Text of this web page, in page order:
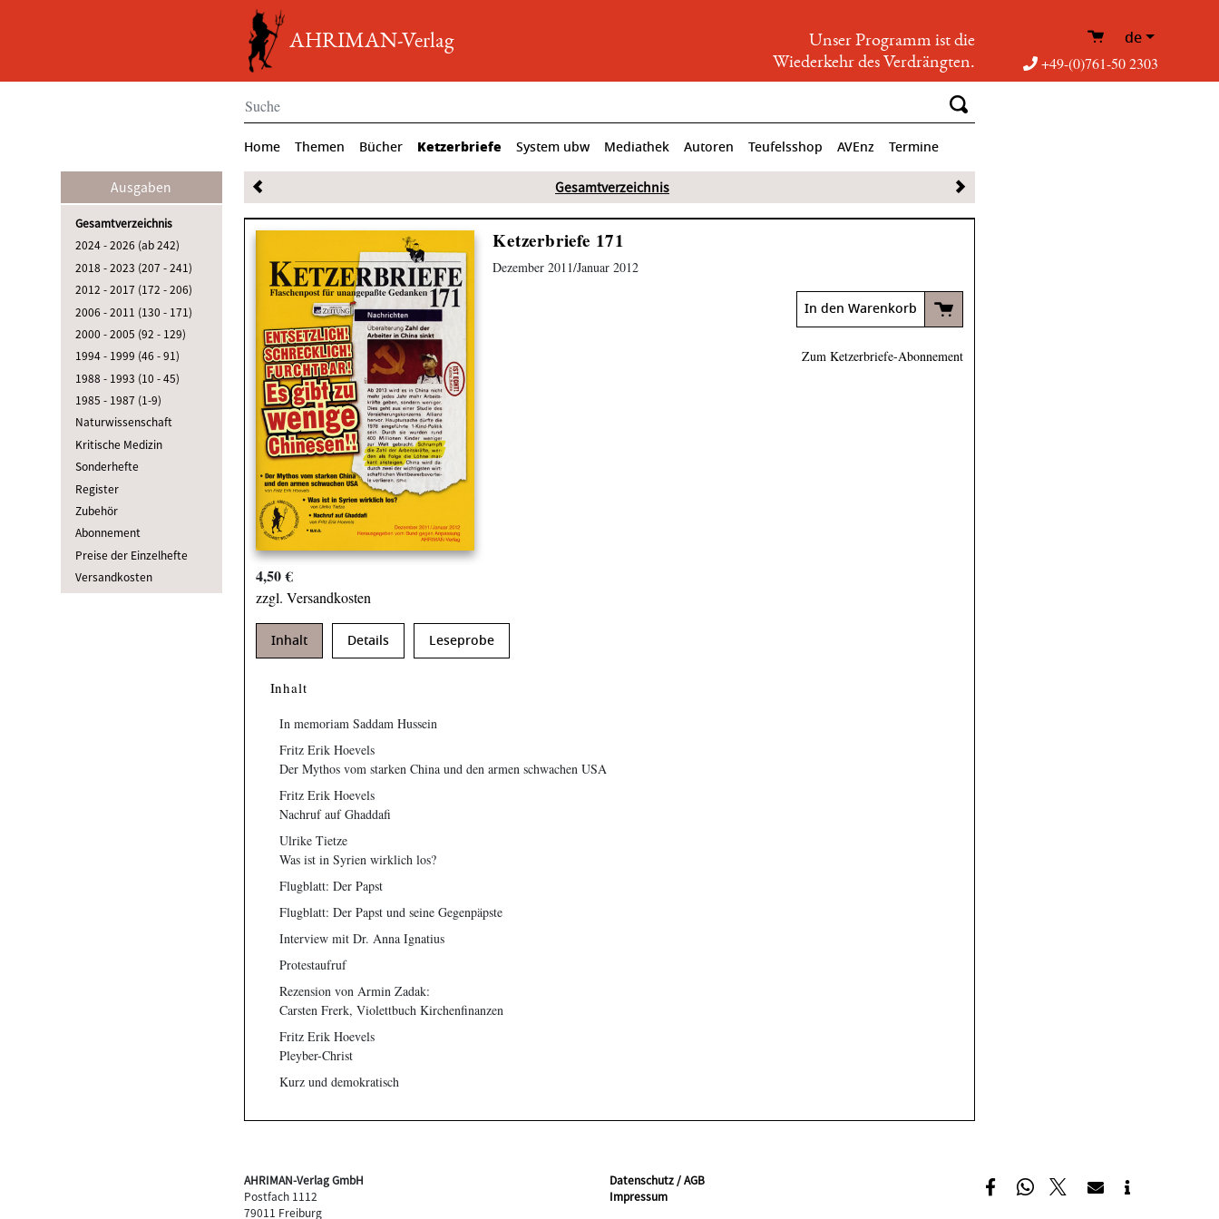
AHRIMAN-Verlag
Unser Programm ist die
Wiederkehr des Verdrängten.
de
+49-(0)761-50 2303
Home Themen Bücher Ketzerbriefe System ubw Mediathek Autoren Teufelsshop AVEnz Termine
Ausgaben
Gesamtverzeichnis
2024 - 2026 (ab 242)
2018 - 2023 (207 - 241)
2012 - 2017 (172 - 206)
2006 - 2011 (130 - 171)
2000 - 2005 (92 - 129)
1994 - 1999 (46 - 91)
1988 - 1993 (10 - 45)
1985 - 1987 (1-9)
Naturwissenschaft
Kritische Medizin
Sonderhefte
Register
Zubehör
Abonnement
Preise der Einzelhefte
Versandkosten
Gesamtverzeichnis
4,50 €
zzgl. Versandkosten
Ketzerbriefe 171
Dezember 2011/Januar 2012
In den Warenkorb
Zum Ketzerbriefe-Abonnement
Inhalt Details Leseprobe
Inhalt
In memoriam Saddam Hussein
Fritz Erik Hoevels
Der Mythos vom starken China und den armen schwachen USA
Fritz Erik Hoevels
Nachruf auf Ghaddafi
Ulrike Tietze
Was ist in Syrien wirklich los?
Flugblatt: Der Papst
Flugblatt: Der Papst und seine Gegenpäpste
Interview mit Dr. Anna Ignatius
Protestaufruf
Rezension von Armin Zadak:
Carsten Frerk, Violettbuch Kirchenfinanzen
Fritz Erik Hoevels
Pleyber-Christ
Kurz und demokratisch
AHRIMAN-Verlag GmbH
Postfach 1112
79011 Freiburg
Datenschutz / AGB
Impressum